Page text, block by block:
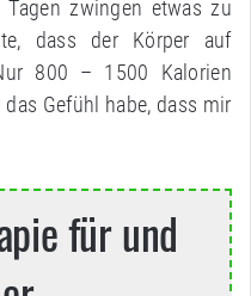
zwingen etwas zu
dass der Körper auf
800 – 1500 Kalorien
Gefühl habe, dass mir
für und